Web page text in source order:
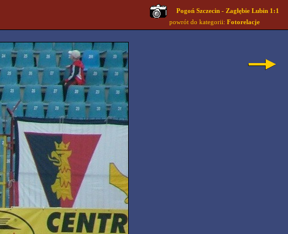
Pogoń Szczecin - Zagłębie Lubin 1:1
powrót do kategorii: Fotorelacje